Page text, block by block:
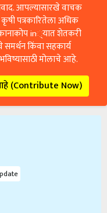
आपल्यासारखे वाचक
पत्रकारितेला अधिक
in्यात शेतकरी
किंवा सहकार्य
मोलाचे आहे.
(Contribute Now)